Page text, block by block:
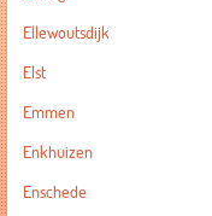
Ellewoutsdijk
Elst
Emmen
Enkhuizen
Enschede